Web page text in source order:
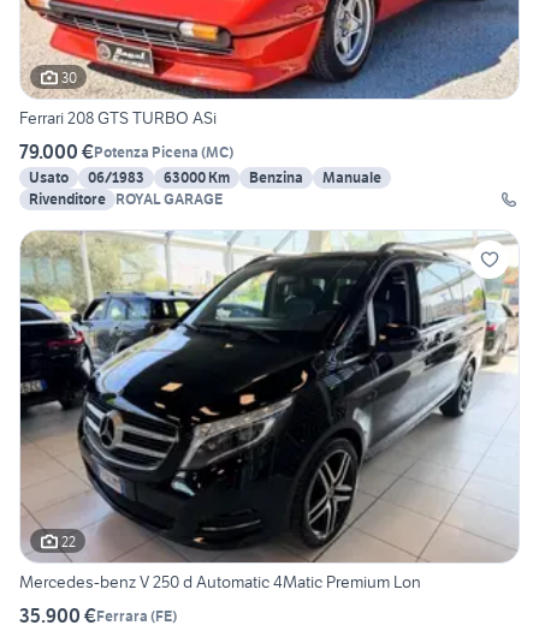
30
Ferrari 208 GTS TURBO ASi
79.000 €Potenza Picena (MC)
Usato
06/1983 63000 Km Benzina
Manuale
Rivenditore ROYAL GARAGE
22
Mercedes-benz V 250 d Automatic 4Matic Premium Lon
35.900 €Ferrara (FE)